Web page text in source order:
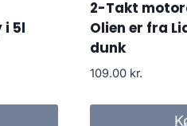
i 5l
2-Takt
Olien er fra
dunk
109.00 kr.